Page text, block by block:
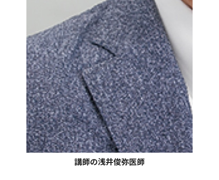
講師の浅井俊弥医師